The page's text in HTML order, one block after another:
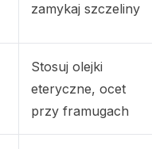
zamykaj szczeliny
Stosuj olejki
eteryczne, ocet
przy framugach